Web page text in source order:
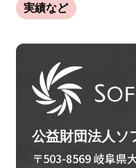
実績など
公益財団法人ソ
〒503-8569 岐阜県